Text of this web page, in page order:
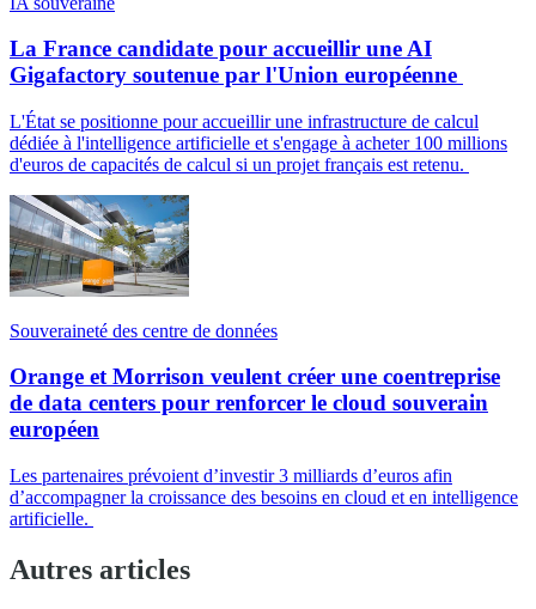
La France candidate pour accueillir une AI
Gigafactory soutenue par l'Union européenne
L'État se positionne pour accueillir une infrastructure de calcul
dédiée à l'intelligence artificielle et s'engage à acheter 100 millions
d'euros de capacités de calcul si un projet français est retenu.
Souveraineté des centre de données
Orange et Morrison veulent créer une coentreprise
de data centers pour renforcer le cloud souverain
européen
Les partenaires prévoient d’investir 3 milliards d’euros afin
d’accompagner la croissance des besoins en cloud et en intelligence
artificielle.
Autres articles